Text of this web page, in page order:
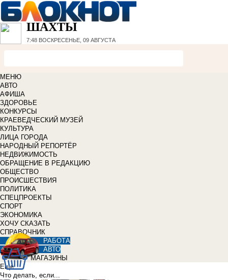
ШАХТЫ
7:48 ВОСКРЕСЕНЬЕ, 09 АВГУСТА
МЕНЮ
АВТО
АФИША
ЗДОРОВЬЕ
КОНКУРСЫ
КРАЕВЕДЧЕСКИЙ МУЗЕЙ
КУЛЬТУРА
ЛИЦА ГОРОДА
НАРОДНЫЙ РЕПОРТЁР
НЕДВИЖИМОСТЬ
ОБРАЩЕНИЕ В РЕДАКЦИЮ
ОБЩЕСТВО
ПРОИСШЕСТВИЯ
ПОЛИТИКА
СПЕЦПРОЕКТЫ
СПОРТ
ЭКОНОМИКА
ХОЧУ СКАЗАТЬ
СПРАВОЧНИК
РАБОТА
АВТО
МАГАЗИНЫ
Еще
Что делать, если...